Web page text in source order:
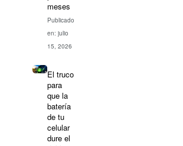
meses
Publicado
en: julio
15, 2026
El truco
para
que la
batería
de tu
celular
dure el